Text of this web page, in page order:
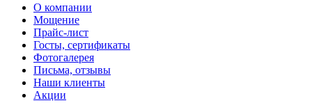
О компании
Мощение
Прайс-лист
Госты, сертификаты
Фотогалерея
Письма, отзывы
Наши клиенты
Акции